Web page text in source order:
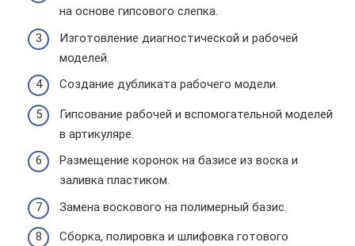
на основе гипсового слепка.
Изготовление диагностической и рабочей
моделей.
Создание дубликата рабочего модели.
Гипсование рабочей и вспомогательной моделей
в артикуляре.
Размещение коронок на базисе из воска и
заливка пластиком.
Замена воскового на полимерный базис.
Сборка, полировка и шлифовка готового